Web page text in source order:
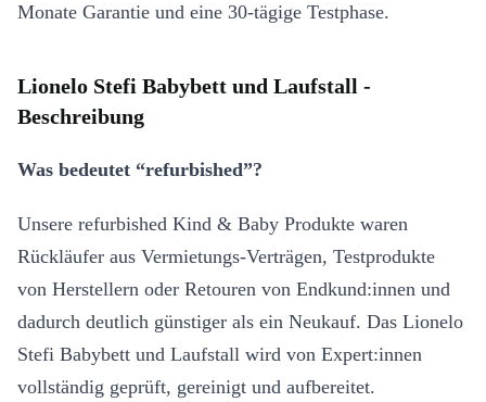
Monate Garantie und eine 30-tägige Testphase.
Lionelo Stefi Babybett und Laufstall -
Beschreibung
Was bedeutet “refurbished”?
Unsere refurbished Kind & Baby Produkte waren
Rückläufer aus Vermietungs-Verträgen, Testprodukte
von Herstellern oder Retouren von Endkund:innen und
dadurch deutlich günstiger als ein Neukauf. Das Lionelo
Stefi Babybett und Laufstall wird von Expert:innen
vollständig geprüft, gereinigt und aufbereitet.